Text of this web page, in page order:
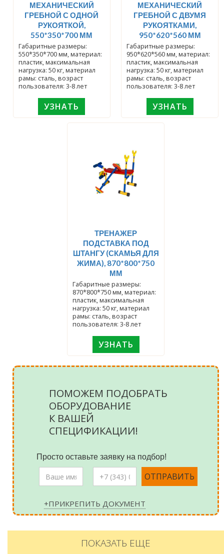
МЕХАНИЧЕСКИЙ
ГРЕБНОЙ С ОДНОЙ
РУКОЯТКОЙ,
550*350*700 ММ
Габаритные размеры:
550*350*700 мм, материал:
пластик, максимальная
нагрузка: 50 кг, материал
рамы: сталь, возраст
пользователя: 3-8 лет
УЗНАТЬ
МЕХАНИЧЕСКИЙ
ГРЕБНОЙ С ДВУМЯ
РУКОЯТКАМИ,
950*620*560 ММ
Габаритные размеры:
950*620*560 мм, материал:
пластик, максимальная
нагрузка: 50 кг, материал
рамы: сталь, возраст
пользователя: 3-8 лет
УЗНАТЬ
ТРЕНАЖЕР
ПОДСТАВКА ПОД
ШТАНГУ (СКАМЬЯ ДЛЯ
ЖИМА), 870*800*750
ММ
Габаритные размеры:
870*800*750 мм, материал:
пластик, максимальная
нагрузка: 50 кг, материал
рамы: сталь, возраст
пользователя: 3-8 лет
УЗНАТЬ
ПОМОЖЕМ ПОДОБРАТЬ
ОБОРУДОВАНИЕ
К ВАШЕЙ
СПЕЦИФИКАЦИИ!
Просто оставьте заявку на подбор!
+ПРИКРЕПИТЬ ДОКУМЕНТ
ПОКАЗАТЬ ЕЩЕ